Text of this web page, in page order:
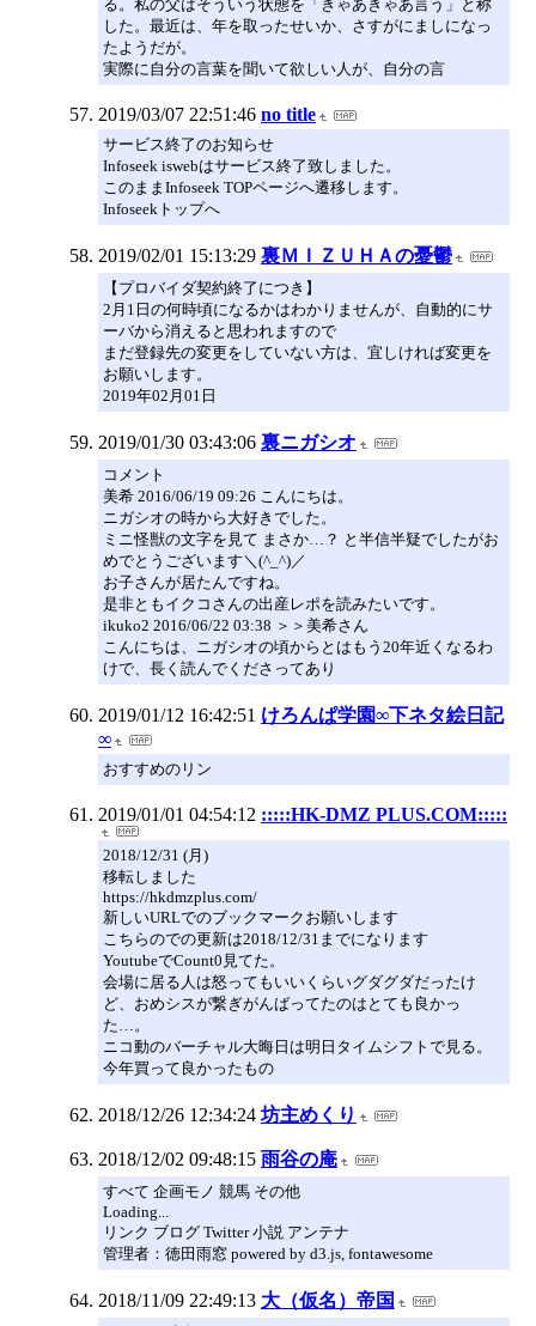
る。私の父はそういう状態を「きゃあきゃあ言う」と称
した。最近は、年を取ったせいか、さすがにましになっ
たようだが。
実際に自分の言葉を聞いて欲しい人が、自分の言
2019/03/07 22:51:46 no title
サービス終了のお知らせ
Infoseek iswebはサービス終了致しました。
このままInfoseek TOPページへ遷移します。
Infoseekトップへ
2019/02/01 15:13:29 裏ＭＩＺＵＨＡの憂鬱
【プロバイダ契約終了につき】
2月1日の何時頃になるかはわかりませんが、自動的にサ
ーバから消えると思われますので
まだ登録先の変更をしていない方は、宜しければ変更を
お願いします。
2019年02月01日
2019/01/30 03:43:06 裏ニガシオ
コメント
美希 2016/06/19 09:26 こんにちは。
ニガシオの時から大好きでした。
ミニ怪獣の文字を見て まさか…？ と半信半疑でしたがお
めでとうございます＼(^_^)／
お子さんが居たんですね。
是非ともイクコさんの出産レポを読みたいです。
ikuko2 2016/06/22 03:38 ＞＞美希さん
こんにちは、ニガシオの頃からとはもう20年近くなるわ
けで、長く読んでくださってあり
2019/01/12 16:42:51 けろんぱ学園∞下ネタ絵日記
∞
おすすめのリン
2019/01/01 04:54:12 :::::HK-DMZ PLUS.COM:::::
2018/12/31 (月)
移転しました
https://hkdmzplus.com/
新しいURLでのブックマークお願いします
こちらのでの更新は2018/12/31までになります
YoutubeでCount0見てた。
会場に居る人は怒ってもいいくらいグダグダだったけ
ど、おめシスが繋ぎがんばってたのはとても良かっ
た…。
ニコ動のバーチャル大晦日は明日タイムシフトで見る。
今年買って良かったもの
2018/12/26 12:34:24 坊主めくり
2018/12/02 09:48:15 雨谷の庵
すべて 企画モノ 競馬 その他
Loading...
リンク ブログ Twitter 小説 アンテナ
管理者：徳田雨窓 powered by d3.js, fontawesome
2018/11/09 22:49:13 大（仮名）帝国